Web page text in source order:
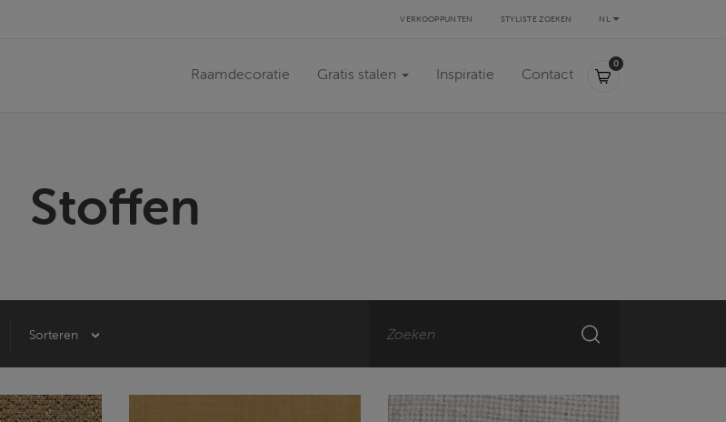
NL
VERKOOPPUNTEN STYLISTE ZOEKEN
Raamdecoratie Gratis stalen Inspiratie Contact
00,00 €
Stoffen
Sorteren